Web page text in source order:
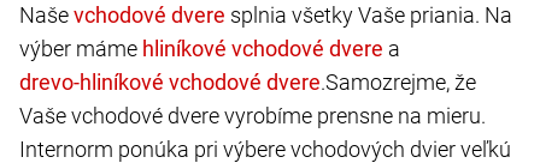
Naše
splnia všetky Vaše priania. Na
výber máme
a
.Samozrejme, že
Vaše vchodové dvere vyrobíme prensne na mieru.
Internorm ponúka pri výbere vchodových dvier veľkú